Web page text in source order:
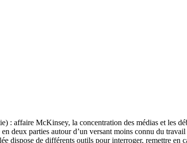
deux parties autour d’un versant moins connu du
dispose de différents outils pour interroger, remettre en